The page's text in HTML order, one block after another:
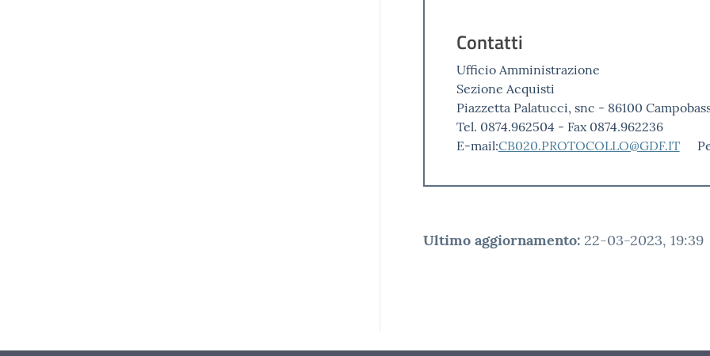
Contatti
Ufficio Amministrazione
Sezione Acquisti
Piazzetta Palatucci, snc - 86100
Tel. 0874.962504 - Fax 0874.962236
E-mail:CB020.PROTOCOLLO@GDF.IT
Ultimo aggiornamento: 22-03-2023, 19:39